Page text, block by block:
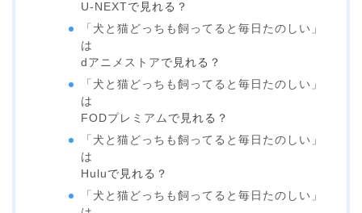
U-NEXTで見れる？
「犬と猫どっちも飼ってると毎日たのしい」
は
dアニメストア で見れる？
「犬と猫どっちも飼ってると毎日たのしい」
は
FODプレミアム で見れる？
「犬と猫どっちも飼ってると毎日たのしい」
は
Hulu で見れる？
「犬と猫どっちも飼ってると毎日たのしい」